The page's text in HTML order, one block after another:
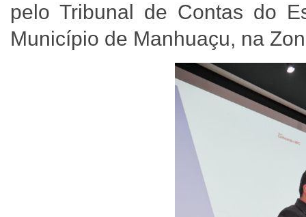
pelo Tribunal de Contas do
Município de Manhuaçu, na